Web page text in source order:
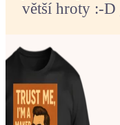
větší hroty :-D